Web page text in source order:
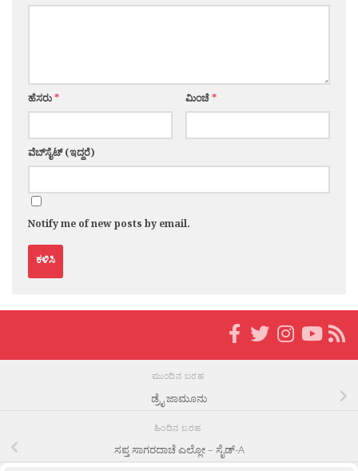
ಹೆಸರು* ಮಿಂಚೆ*
ವೆಬ್‌ಸೈಟ್ (ಇದ್ದರೆ)
Notify me of new posts by email.
ಮುಂದಿನ ಬರಹ
ಡ್ರೈ ಜಾಮೂನು
ಹಿಂದಿನ ಬರಹ
ಸಪ್ತ ಸಾಗರದಾಚೆ ಎಲ್ಲೋ – ಸೈಡ್-A